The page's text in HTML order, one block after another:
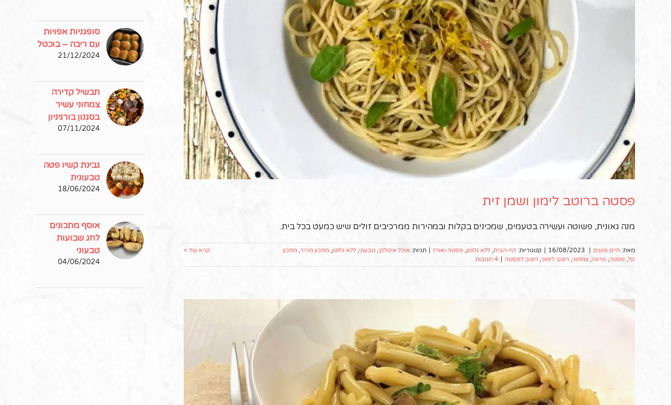
פסטה ברוטב לימון ושמן זית
מנה גאונית, פשוטה ועשירה בטעמים, שמכינים בקלות ובמהירות ממרכיבים זולים שיש כמעט בכל בית.
מאת: חיים וטעים 16/08/2023 קטגוריות: דף-הבית, ללא גלוטן, פסטה ואורז תגיות: אוכל איטלקי, טבעוני, ללא גלוטן, מתכון מהיר, מתכון
קל, פסטה, פרווה, צמחוני, רוטב לימוני, רוטב לפסטה 4 תגובות
קרא עוד >
סופגניות אפויות
עם ריבה – בוכטל
21/12/2024
תבשיל קדירה
צמחוני עשיר
בסגנון בורגיניון
07/11/2024
גבינת קשיו פטה
טבעונית
18/06/2024
אוסף מתכונים
לחג שבועות
טבעוני
04/06/2024